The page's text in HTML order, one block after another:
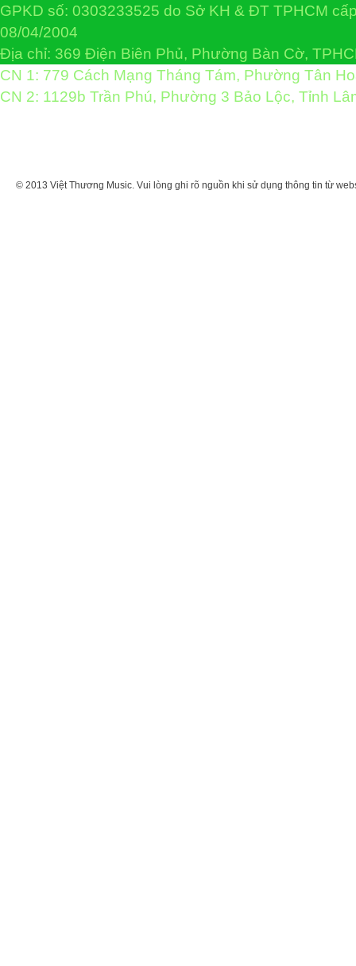
GPKD số: 0303233525 do Sở KH & ĐT TPHCM
08/04/2004
Địa chỉ: 369 Điện Biên Phủ, Phường Bàn Cờ,
CN 1: 779 Cách Mạng Tháng Tám, Phường Tân
CN 2: 1129b Trần Phú, Phường 3 Bảo Lộc, Tỉnh
© 2013 Việt Thương Music. Vui lòng ghi rõ nguồn khi sử dụng thông tin từ